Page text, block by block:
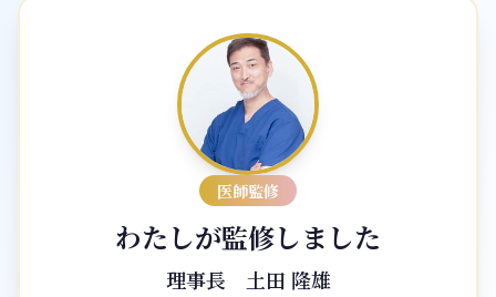
医師監修
わたしが監修しました
理事長 土田 隆雄